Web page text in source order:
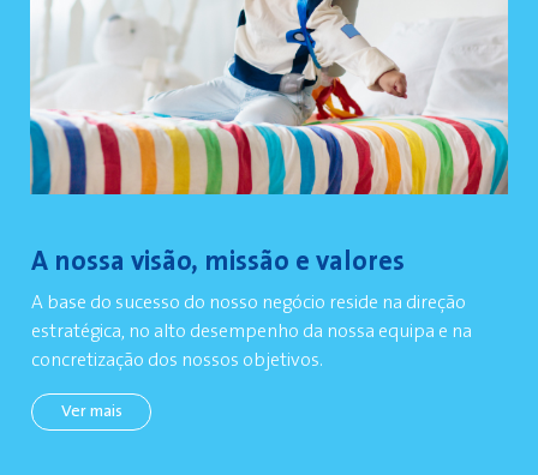
A nossa visão, missão e valores
A base do sucesso do nosso negócio reside na direção
estratégica, no alto desempenho da nossa equipa e na
concretização dos nossos objetivos.
Ver mais